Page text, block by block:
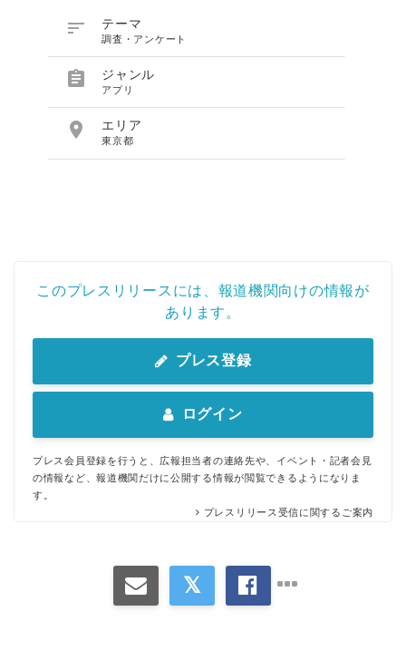
 テーマ
調査・アンケート
 ジャンル
アプリ
 エリア
東京都
このプレスリリースには、報道機関向けの情報が
あります。
プレス登録
ログイン
プレス会員登録を行うと、広報担当者の連絡先や、イベント・記者会見
の情報など、報道機関だけに公開する情報が閲覧できるようになりま
す。
プレスリリース受信に関するご案内